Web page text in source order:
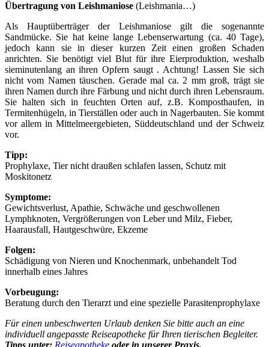
Übertragung von Leishmaniose (Leishmania…)
Als Hauptüberträger der Leishmaniose gilt die sogenannte
Sandmücke. Sie hat keine lange Lebenserwartung (ca. 40 Tage),
jedoch kann sie in dieser kurzen Zeit einen großen Schaden
anrichten. Sie benötigt viel Blut für ihre Eierproduktion, weshalb
sieminutenlang an ihren Opfern saugt . Achtung! Lassen Sie sich
nicht vom Namen täuschen. Gerade mal ca. 2 mm groß, trägt sie
ihren Namen durch ihre Färbung und nicht durch ihren Lebensraum.
Sie halten sich in feuchten Orten auf, z.B. Komposthaufen, in
Termitenhügeln, in Tierställen oder auch in Nagerbauten. Sie kommt
vor allem in Mittelmeergebieten, Süddeutschland und der Schweiz
vor.
Tipp:
Prophylaxe, Tier nicht draußen schlafen lassen, Schutz mit
Moskitonetz
Symptome:
Gewichtsverlust, Apathie, Schwäche und geschwollenen
Lymphknoten, Vergrößerungen von Leber und Milz, Fieber,
Haarausfall, Hautgeschwüre, Ekzeme
Folgen:
Schädigung von Nieren und Knochenmark, unbehandelt Tod
innerhalb eines Jahres
Vorbeugung:
Beratung durch den Tierarzt und eine spezielle Parasitenprophylaxe
Für einen unbeschwerten Urlaub denken Sie bitte auch an eine
individuell angepasste Reiseapotheke für Ihren tierischen Begleiter.